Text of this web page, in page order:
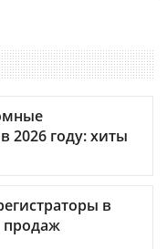
2026 году: хиты
в
продаж